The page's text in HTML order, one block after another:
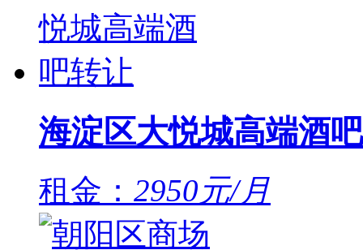
海淀区大悦城高端酒
租金： 2950元/月